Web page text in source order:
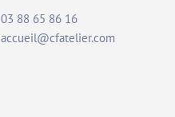
03 88 65 86 16
accueil@cfatelier.com